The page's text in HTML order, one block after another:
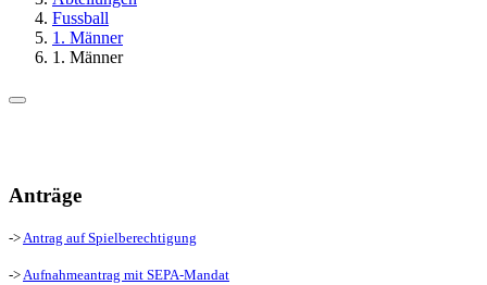
Fussball
1. Männer
1. Männer
Anträge
->Antrag auf Spielberechtigung
->Aufnahmeantrag mit SEPA-Mandat